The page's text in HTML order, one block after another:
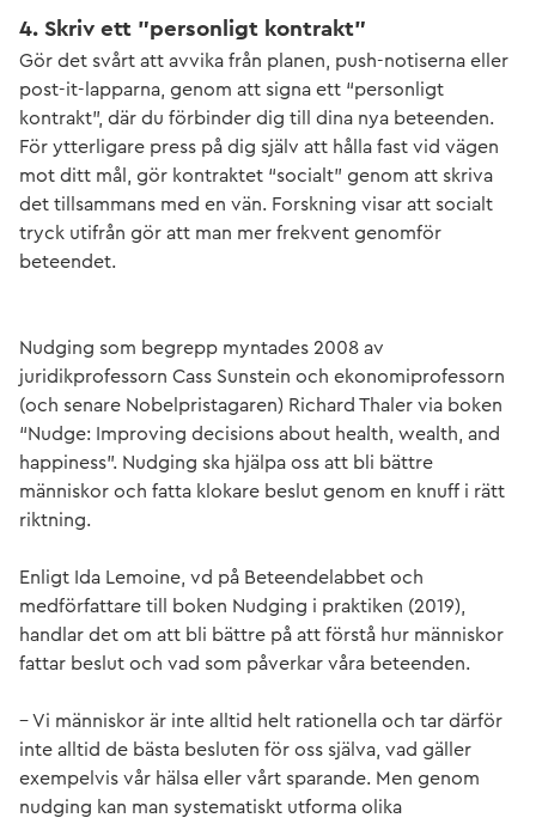
4. Skriv ett ”personligt kontrakt”
Gör det svårt att avvika från planen, push-notiserna eller
post-it-lapparna, genom att signa ett “personligt
kontrakt”, där du förbinder dig till dina nya beteenden.
För ytterligare press på dig själv att hålla fast vid vägen
mot ditt mål, gör kontraktet “socialt” genom att skriva
det tillsammans med en vän. Forskning visar att socialt
tryck utifrån gör att man mer frekvent genomför
beteendet.
Nudging som begrepp myntades 2008 av
juridikprofessorn Cass Sunstein och ekonomiprofessorn
(och senare Nobelpristagaren) Richard Thaler via boken
“Nudge: Improving decisions about health, wealth, and
happiness”. Nudging ska hjälpa oss att bli bättre
människor och fatta klokare beslut genom en knuff i rätt
riktning.
Enligt Ida Lemoine, vd på Beteendelabbet och
medförfattare till boken Nudging i praktiken (2019),
handlar det om att bli bättre på att förstå hur människor
fattar beslut och vad som påverkar våra beteenden.
– Vi människor är inte alltid helt rationella och tar därför
inte alltid de bästa besluten för oss själva, vad gäller
exempelvis vår hälsa eller vårt sparande. Men genom
nudging kan man systematiskt utforma olika